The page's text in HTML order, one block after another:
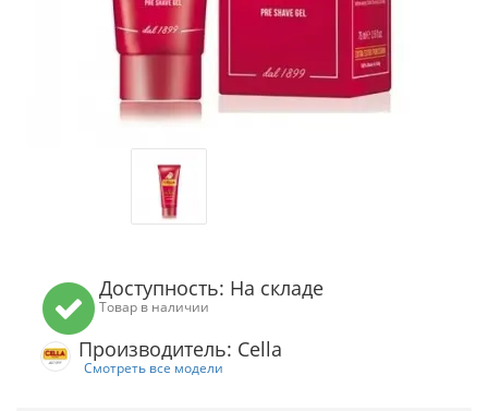
Доступность: На складе
Товар в наличии
Производитель: Cella
Смотреть все модели